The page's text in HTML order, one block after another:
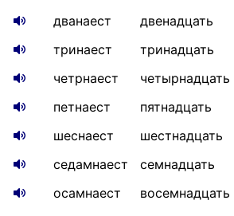
дванаест
двенадцать
тринаест
тринадцать
четрнаест
четырнадцать
петнаест
пятнадцать
шеснаест
шестнадцать
седамнаест
семнадцать
осамнаест
восемнадцать